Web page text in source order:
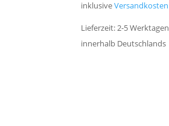
inklusiveVersandkosten
Lieferzeit: 2-5 Werktagen
innerhalb Deutschlands